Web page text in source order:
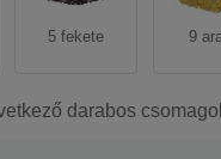
5 fekete 9
darabos